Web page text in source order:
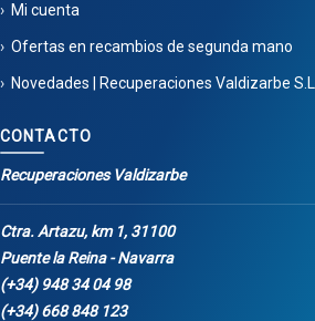
Mi cuenta
Ofertas en recambios de segunda mano
Novedades | Recuperaciones Valdizarbe S.L.
CONTACTO
Recuperaciones Valdizarbe
Ctra. Artazu, km 1, 31100
Puente la Reina - Navarra
(+34) 948 34 04 98
(+34) 668 848 123